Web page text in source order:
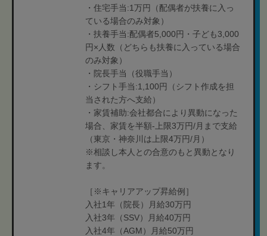
・住宅手当:1万円（配偶者が扶養に入っ
ている場合のみ対象）
・扶養手当:配偶者5,000円・子ども3,000
円×人数（どちらも扶養に入っている場合
のみ対象）
・院長手当（役職手当）
・シフト手当:1,100円（シフト作成を担
当された方へ支給）
・家賃補助:会社都合により異動になった
場合、家賃を半額-上限3万円/月まで支給
（東京・神奈川は上限4万円/月）
※相談し本人との合意のもと異動となり
ます。
［※キャリアアップ昇給例］
入社1年（院長）月給30万円
入社3年（SSV）月給40万円
入社4年（AGM）月給50万円